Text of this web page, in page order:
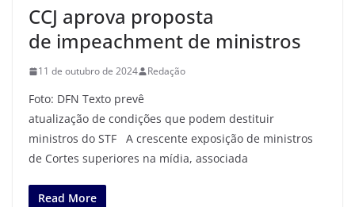
CCJ aprova proposta
de impeachment de ministros
11 de outubro de 2024 Redação
Foto: DFN Texto prevê
atualização de condições que podem destituir
ministros do STF A crescente exposição de ministros
de Cortes superiores na mídia, associada
Read More